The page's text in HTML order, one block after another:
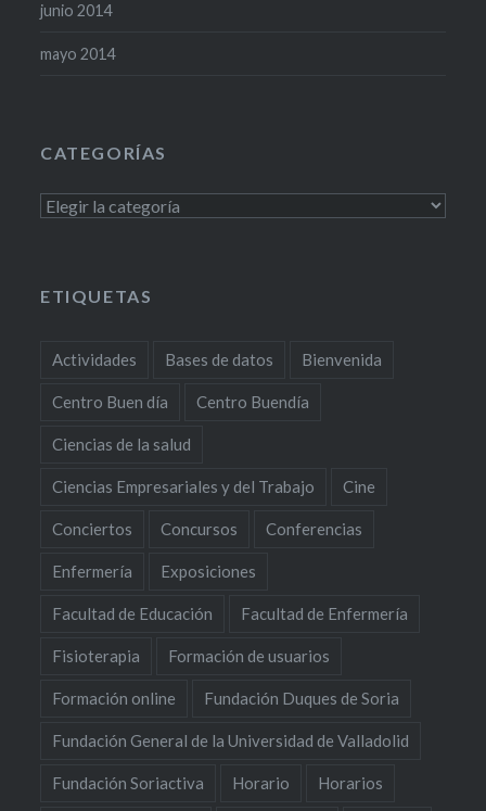
junio 2014
mayo 2014
CATEGORÍAS
Categorías
ETIQUETAS
Actividades Bases de datos Bienvenida
Centro Buen día Centro Buendía
Ciencias de la salud
Ciencias Empresariales y del Trabajo Cine
Conciertos Concursos Conferencias
Enfermería Exposiciones
Facultad de Educación Facultad de Enfermería
Fisioterapia Formación de usuarios
Formación online Fundación Duques de Soria
Fundación General de la Universidad de Valladolid
Fundación Soriactiva Horario Horarios